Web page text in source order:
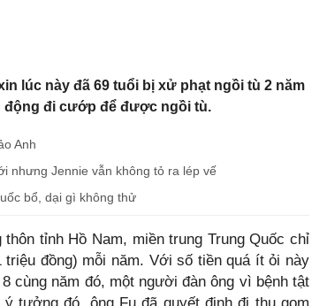
lúc này đã 69 tuổi bị xử phạt ngồi tù 2 năm
đi cướp để được ngồi tù.
Anh
nhưng Jennie vẫn không tỏ ra lép vế
bổ, dại gì không thử
tỉnh Hồ Nam, miền trung Trung Quốc chỉ
đồng) mỗi năm. Với số tiền quá ít ỏi này
cùng năm đó, một người đàn ông vì bệnh tật